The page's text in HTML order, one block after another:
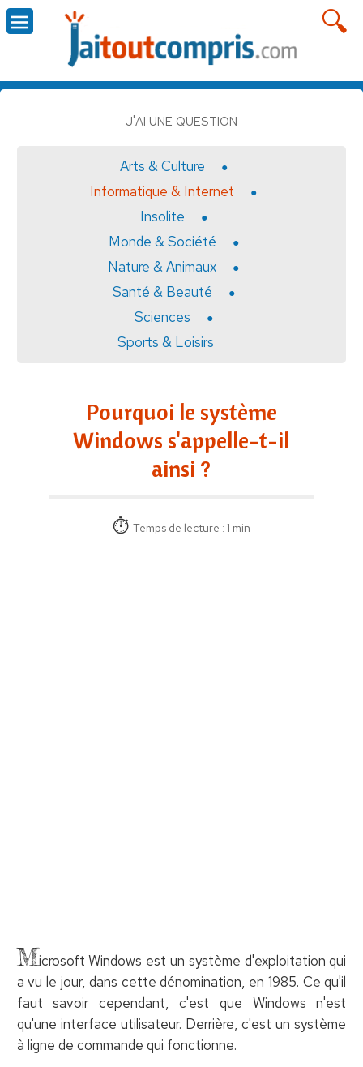
J'AI UNE QUESTION
Arts & Culture
Informatique & Internet
Insolite
Monde & Société
Nature & Animaux
Santé & Beauté
Sciences
Sports & Loisirs
Pourquoi le système
Windows s'appelle-t-il
ainsi ?
Temps de lecture : 1 min
Microsoft Windows est un système d'exploitation qui
a vu le jour, dans cette dénomination, en 1985. Ce qu'il
faut savoir cependant, c'est que Windows n'est
qu'une interface utilisateur. Derrière, c'est un système
à ligne de commande qui fonctionne.